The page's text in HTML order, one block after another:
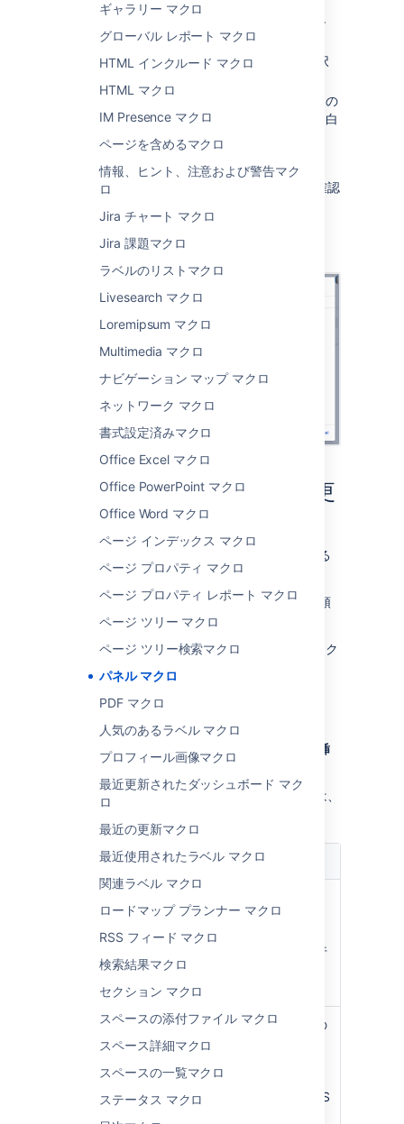
ギャラリー マクロ
グローバル レポート マクロ
HTML インクルード マクロ
HTML マクロ
IM Presence マクロ
ページを含めるマクロ
情報、ヒント、注意および警告マク
ロ
Jira チャート マクロ
Jira 課題マクロ
ラベルのリストマクロ
Livesearch マクロ
Loremipsum マクロ
Multimedia マクロ
ナビゲーション マップ マクロ
ネットワーク マクロ
書式設定済みマクロ
Office Excel マクロ
Office PowerPoint マクロ
Office Word マクロ
ページ インデックス マクロ
ページ プロパティ マクロ
ページ プロパティ レポート マクロ
ページ ツリー マクロ
ページ ツリー検索マクロ
パネル マクロ
PDF マクロ
人気のあるラベル マクロ
プロフィール画像マクロ
最近更新されたダッシュボード マク
ロ
最近の更新マクロ
最近使用されたラベル マクロ
関連ラベル マクロ
ロードマップ プランナー マクロ
RSS フィード マクロ
検索結果マクロ
セクション マクロ
スペースの添付ファイル マクロ
スペース詳細マクロ
スペースの一覧マクロ
ステータス マクロ
>
[その他のマクロ] を選択します。
[形式設定] カテゴリから [パネル
] を選択
任意のパラメーターを入力します。空白の
ままにすると、枠線が灰色のシンプルな白
いパネルになります。
その後、ページを公開するとマクロの動作を確認
スクリーンショット: パネル マクロでのタイト
ル、枠線、および背景色の指定。
マクロ パラメーターを変更
する
マクロ パラメーターは、マクロの動作を変える
ために使用します。
マクロ パラメーターを変更するには、次の手順
を実行します。
エディタでマクロのプレースホルダーをク
必要に応じてパラメーターを更新し、[
挿
入 ] を選択します。
このマクロで使用できるパラメーターの一覧は、
パラメーター 既定 説明
(title)
ル。指定する
ルはタイトル行
枠線のスタイル
(borderStyle)
solid
パネルの枠線の
他の有効な CSS